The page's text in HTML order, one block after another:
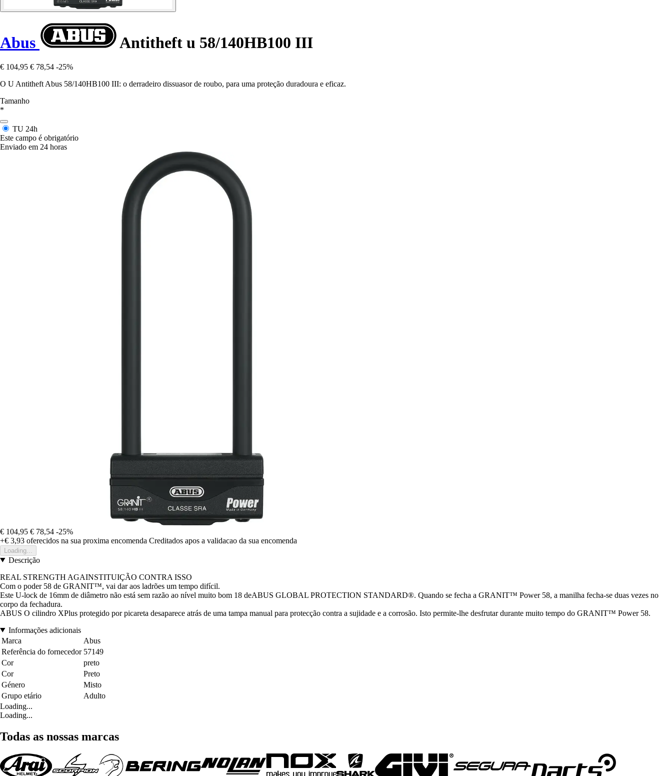
Abus Antitheft u 58/140HB100 III
€ 104,95 € 78,54 -25%
O U Antitheft Abus 58/140HB100 III: o derradeiro dissuasor de roubo, para uma proteção duradoura e eficaz.
Tamanho
*
TU 24h
Este campo é obrigatório
Enviado em 24 horas
€ 104,95 € 78,54 -25%
+€ 3,93 oferecidos na sua proxima encomenda Creditados apos a validacao da sua encomenda
Loading...
Descrição
REAL STRENGTH AGAINSTITUIÇÃO CONTRA ISSO
Com o poder 58 de GRANIT™, vai dar aos ladrões um tempo difícil.
Este U-lock de 16mm de diâmetro não está sem razão ao nível muito bom 18 deABUS GLOBAL PROTECTION STANDARD®. Quando se fecha a GRANIT™ Power 58, a manilha fecha-se duas vezes no
corpo da fechadura.
ABUS O cilindro XPlus protegido por picareta desaparece atrás de uma tampa manual para protecção contra a sujidade e a corrosão. Isto permite-lhe desfrutar durante muito tempo do GRANIT™ Power 58.
Informações adicionais
Marca
Abus
Referência do fornecedor 57149
Cor
preto
Cor
Preto
Género
Misto
Grupo etário
Adulto
Loading...
Loading...
Todas as nossas marcas